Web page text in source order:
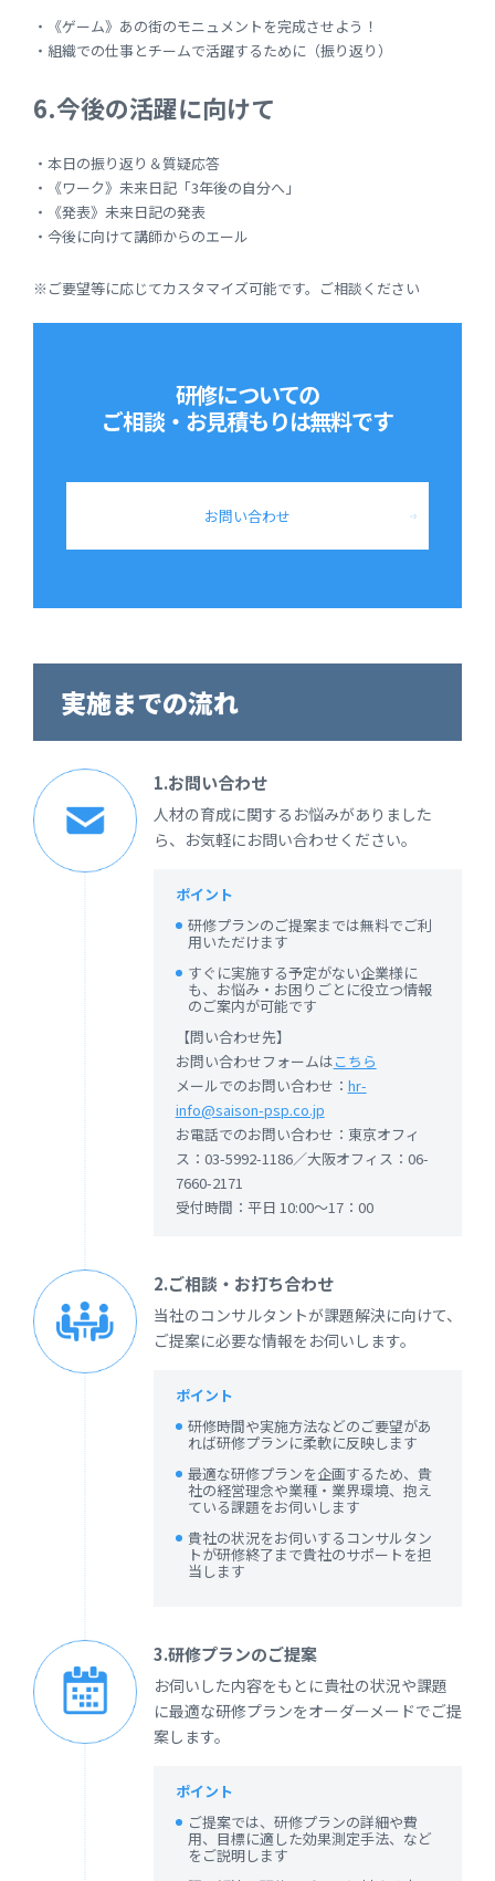
・《ゲーム》あの街のモニュメントを完成させよう！
・組織での仕事とチームで活躍するために（振り返り）
6.今後の活躍に向けて
・本日の振り返り＆質疑応答
・《ワーク》未来日記「3年後の自分へ」
・《発表》未来日記の発表
・今後に向けて講師からのエール
※ご要望等に応じてカスタマイズ可能です。ご相談ください
研修についての
ご相談・お見積もりは無料です
お問い合わせ
実施までの流れ
1.お問い合わせ
人材の育成に関するお悩みがありました
ら、お気軽にお問い合わせください。
ポイント
研修プランのご提案までは無料でご利
用いただけます
すぐに実施する予定がない企業様に
も、お悩み・お困りごとに役立つ情報
のご案内が可能です
【問い合わせ先】
お問い合わせフォームはこちら
メールでのお問い合わせ： hr-
info@saison-psp.co.jp
お電話でのお問い合わせ：東京オフィ
ス：03-5992-1186／大阪オフィス：06-
7660-2171
受付時間：平日 10:00～17：00
2.ご相談・お打ち合わせ
当社のコンサルタントが課題解決に向けて、
ご提案に必要な情報をお伺いします。
ポイント
研修時間や実施方法などのご要望があ
れば研修プランに柔軟に反映します
最適な研修プランを企画するため、貴
社の経営理念や業種・業界環境、抱え
ている課題をお伺いします
貴社の状況をお伺いするコンサルタン
トが研修終了まで貴社のサポートを担
当します
3.研修プランのご提案
お伺いした内容をもとに貴社の状況や課題
に最適な研修プランをオーダーメードでご提
案します。
ポイント
ご提案では、研修プランの詳細や費
用、目標に適した効果測定手法、など
をご説明します